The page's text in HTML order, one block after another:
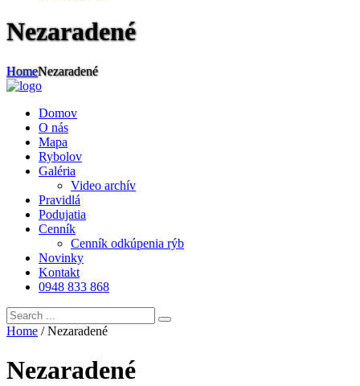
Nezaradené
HomeNezaradené
Domov
O nás
Mapa
Rybolov
Galéria
Video archív
Pravidlá
Podujatia
Cenník
Cenník odkúpenia rýb
Novinky
Kontakt
0948 833 868
Home / Nezaradené
Nezaradené